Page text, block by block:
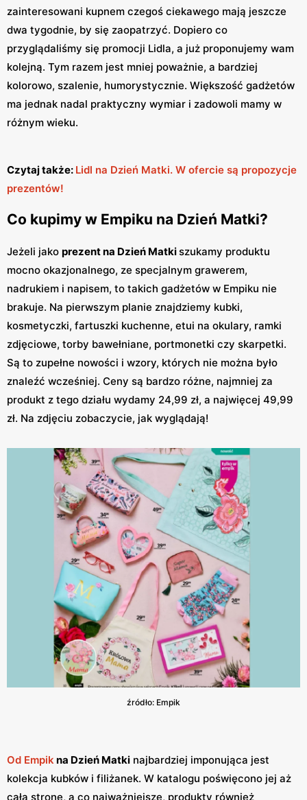
zainteresowani kupnem czegoś ciekawego mają jeszcze
dwa tygodnie, by się zaopatrzyć. Dopiero co
przyglądaliśmy się promocji Lidla, a już proponujemy wam
kolejną. Tym razem jest mniej poważnie, a bardziej
kolorowo, szalenie, humorystycznie. Większość gadżetów
ma jednak nadal praktyczny wymiar i zadowoli mamy w
różnym wieku.
Czytaj także: Lidl na Dzień Matki. W ofercie są propozycje
prezentów!
Co kupimy w Empiku na Dzień Matki?
Jeżeli jako prezent na Dzień Matki szukamy produktu
mocno okazjonalnego, ze specjalnym grawerem,
nadrukiem i napisem, to takich gadżetów w Empiku nie
brakuje. Na pierwszym planie znajdziemy kubki,
kosmetyczki, fartuszki kuchenne, etui na okulary, ramki
zdjęciowe, torby bawełniane, portmonetki czy skarpetki.
Są to zupełne nowości i wzory, których nie można było
znaleźć wcześniej. Ceny są bardzo różne, najmniej za
produkt z tego działu wydamy 24,99 zł, a najwięcej 49,99
zł. Na zdjęciu zobaczycie, jak wyglądają!
źródło: Empik
Od Empikna Dzień Matki najbardziej imponująca jest
kolekcja kubków i filiżanek. W katalogu poświęcono jej aż
całą stronę, a co najważniejsze, produkty również